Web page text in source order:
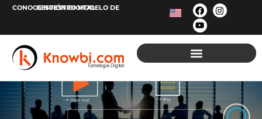
CONOCE NUESTRO MODELO DE
GESTIÓNDIGITAL